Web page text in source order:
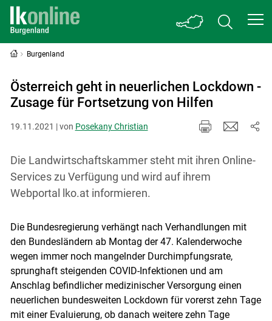
Burgenland
Österreich geht in neuerlichen Lockdown -
Zusage für Fortsetzung von Hilfen
19.11.2021 | von Posekany Christian
Die Landwirtschaftskammer steht mit ihren Online-
Services zu Verfügung und wird auf ihrem
Webportal lko.at informieren.
Die Bundesregierung verhängt nach Verhandlungen mit
den Bundesländern ab Montag der 47. Kalenderwoche
wegen immer noch mangelnder Durchimpfungsrate,
sprunghaft steigenden COVID-Infektionen und am
Anschlag befindlicher medizinischer Versorgung einen
neuerlichen bundesweiten Lockdown für vorerst zehn Tage
mit einer Evaluierung, ob danach weitere zehn Tage